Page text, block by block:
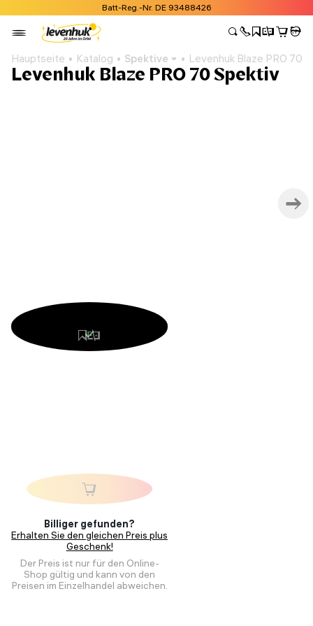
Batt-Reg.-Nr. DE 93488426
Hauptseite Katalog Spektive Levenhuk Blaze PRO 70
Levenhuk Blaze PRO 70 Spektiv
Billiger gefunden?
Erhalten Sie den gleichen Preis plus
Geschenk!
Der Preis ist nur für den Online-
Shop gültig und kann von den
Preisen im Einzelhandel abweichen.